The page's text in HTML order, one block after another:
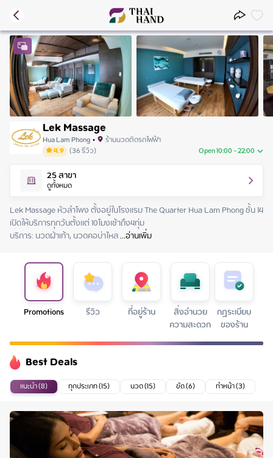
Lek Massage
Hua Lam Phong• ร้านนวดติดรถไฟฟ้า
4.9 (36รีวิว) Open 10:00 - 22:00
Monday 10:00 - 22:00
Tuesday 10:00 - 22:00
Wednesday 10:00 - 22:00
Thursday 10:00 - 22:00
Friday
Saturday
25สาขา
ดูทั้งหมด
Lek Massage หัวลำโพง ตั้งอยู่ในโรงเเรม The Quarter Hua Lam Phong ชั้น 14
เปิดให้บริการทุกวันตั้งแต่ 10โมงเช้าถึง4ทุ่ม
บริการ: นวดฝ่าเท้า, นวดคอบ่าไหล ...อ่านเพิ่ม
Promotions รีวิว ที่อยู่ร้าน สิ่งอำนวย
ความสะดวก
กฏระเบียบ
ของร้าน
Best Deals
แนะนำ (8) ทุกประเภท (15) นวด (15) ขัด (6) ทำหน้า (3)